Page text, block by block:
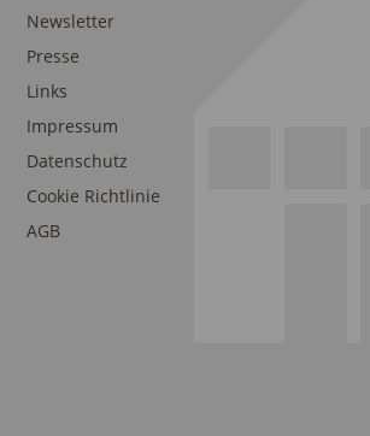
Newsletter
Presse
Links
Impressum
Datenschutz
Cookie Richtlinie
AGB